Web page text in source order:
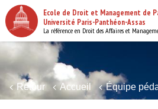
Aller
au
contenu
principal
Ecole de Droit et Management de
Université Paris-Panthéon-Assas
La référence en Droit des Affaires et
Retour Accueil Équipe